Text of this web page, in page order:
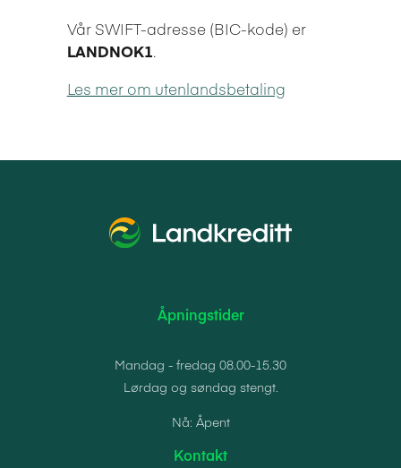
Vår SWIFT-adresse (BIC-kode) er
LANDNOK1.
Les mer om utenlandsbetaling
Åpningstider
Mandag - fredag 08.00-15.30
Lørdag og søndag stengt.
Nå: Åpent
Kontakt